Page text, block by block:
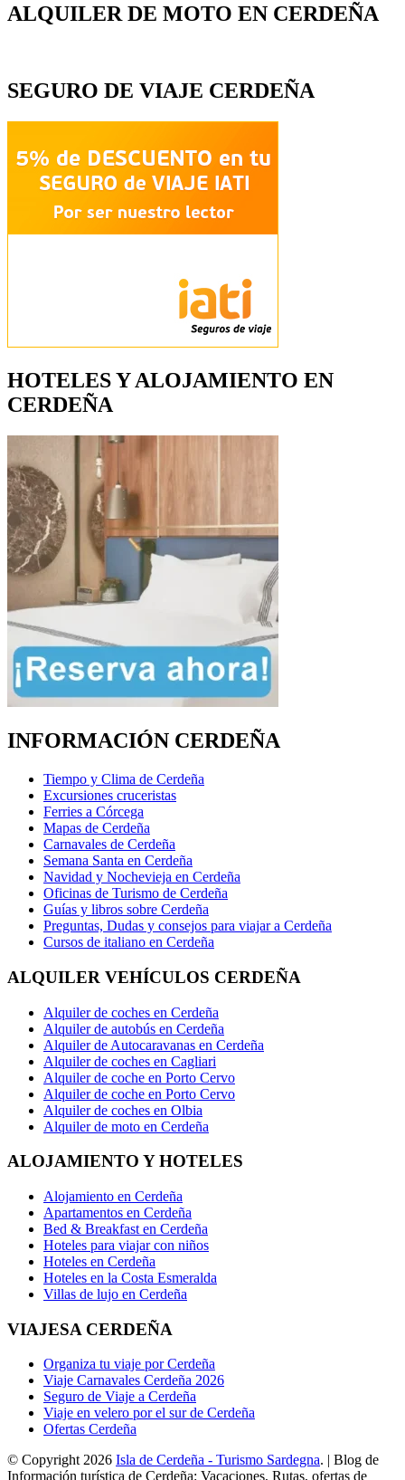
ALQUILER DE MOTO EN CERDEÑA
SEGURO DE VIAJE CERDEÑA
HOTELES Y ALOJAMIENTO EN
CERDEÑA
INFORMACIÓN CERDEÑA
Tiempo y Clima de Cerdeña
Excursiones cruceristas
Ferries a Córcega
Mapas de Cerdeña
Carnavales de Cerdeña
Semana Santa en Cerdeña
Navidad y Nochevieja en Cerdeña
Oficinas de Turismo de Cerdeña
Guías y libros sobre Cerdeña
Preguntas, Dudas y consejos para viajar a Cerdeña
Cursos de italiano en Cerdeña
ALQUILER VEHÍCULOS CERDEÑA
Alquiler de coches en Cerdeña
Alquiler de autobús en Cerdeña
Alquiler de Autocaravanas en Cerdeña
Alquiler de coches en Cagliari
Alquiler de coche en Porto Cervo
Alquiler de coche en Porto Cervo
Alquiler de coches en Olbia
Alquiler de moto en Cerdeña
ALOJAMIENTO Y HOTELES
Alojamiento en Cerdeña
Apartamentos en Cerdeña
Bed & Breakfast en Cerdeña
Hoteles para viajar con niños
Hoteles en Cerdeña
Hoteles en la Costa Esmeralda
Villas de lujo en Cerdeña
VIAJESA CERDEÑA
Organiza tu viaje por Cerdeña
Viaje Carnavales Cerdeña 2026
Seguro de Viaje a Cerdeña
Viaje en velero por el sur de Cerdeña
Ofertas Cerdeña
© Copyright 2026 Isla de Cerdeña - Turismo Sardegna. | Blog de
Información turística de Cerdeña: Vacaciones, Rutas, ofertas de